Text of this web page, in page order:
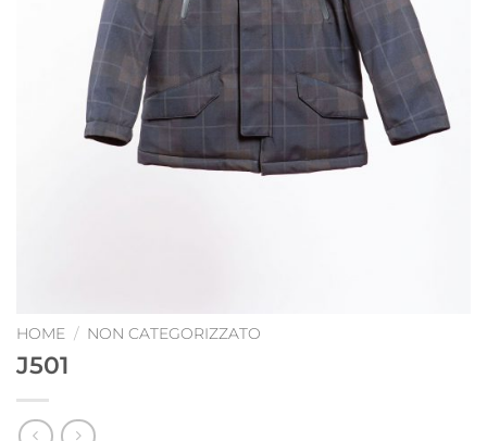
HOME / NON CATEGORIZZATO
J501